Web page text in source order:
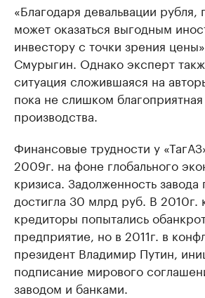
«Благодаря девальвации
может оказаться выгодным
инвестору с точки зрения
Смурыгин. Однако эксперт
ситуация сложившаяся на
пока не слишком благоприятная
производства.
Финансовые трудности у
2009г. на фоне глобального
кризиса. Задолженность
достигла 30 млрд руб. В 2010г.
кредиторы попытались
предприятие, но в 2011г. в
президент Владимир Путин,
подписание мирового
заводом и банками.